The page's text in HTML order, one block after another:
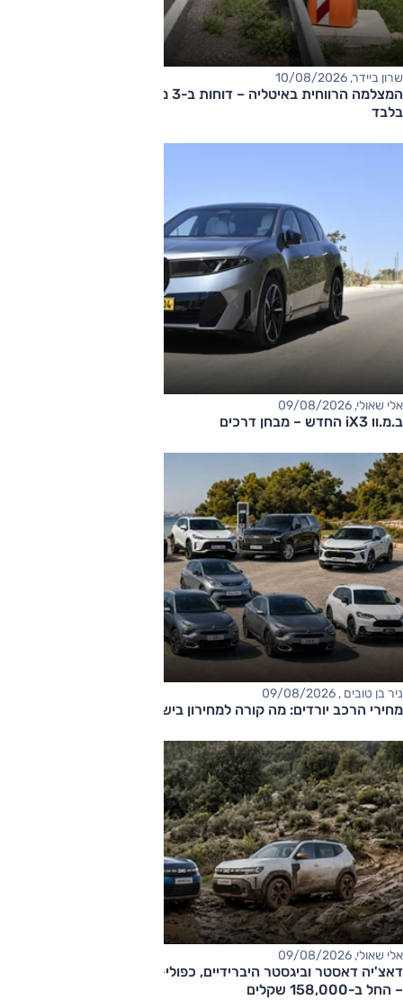
שרון ביידר, 10/08/2026
בלבד
אלי שאולי, 09/08/2026
ב.מ.וו iX3 החדש – מבחן דרכים
ניר בן טובים , 09/08/2026
מחירי הרכב יורדים: מה קורה למחירון בישראל?
אלי שאולי, 09/08/2026
דאצ'יה דאסטר וביגסטר היברידיים, כפולי-הנעה עם תיבה אוטומטית
– החל ב-158,000 שקלים